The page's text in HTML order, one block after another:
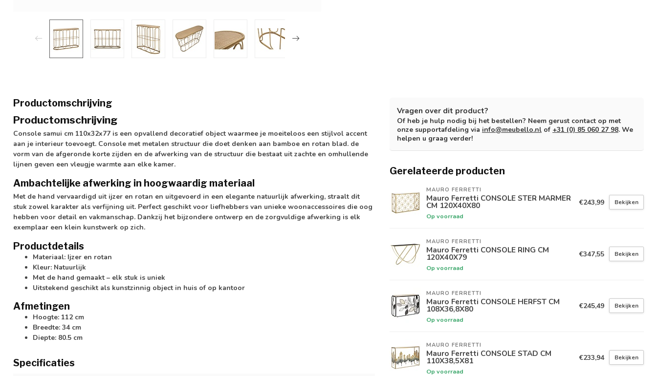
Productomschrijving
Productomschrijving
Console samui cm 110x32x77 is een opvallend decoratief object waarmee je moeiteloos een stijlvol accent
aan je interieur toevoegt. Console met metalen structuur die doet denken aan bamboe en rotan blad. de
vorm van de afgeronde korte zijden en de afwerking van de structuur die bestaat uit zachte en omhullende
lijnen geven een vleugje warmte aan elke kamer.
Ambachtelijke afwerking in hoogwaardig materiaal
Met de hand vervaardigd uit ijzer en rotan en uitgevoerd in een elegante natuurlijk afwerking, straalt dit
stuk zowel karakter als verfijning uit. Perfect geschikt voor liefhebbers van unieke woonaccessoires die oog
hebben voor detail en vakmanschap. Dankzij het bijzondere ontwerp en de zorgvuldige afwerking is elk
exemplaar een klein kunstwerk op zich.
Productdetails
Materiaal: Ijzer en rotan
Kleur: Natuurlijk
Met de hand gemaakt – elk stuk is uniek
Uitstekend geschikt als kunstzinnig object in huis of op kantoor
Afmetingen
Hoogte: 112 cm
Breedte: 34 cm
Diepte: 80.5 cm
Specificaties
Vragen over dit product?
Of heb je hulp nodig bij het bestellen? Neem gerust contact op met
onze supportafdeling via info@meubello.nl of +31 (0) 85 060 27 98. We
helpen u graag verder!
Gerelateerde producten
MAURO FERRETTI
Mauro Ferretti CONSOLE STER MARMER
CM 120X40X80
Op voorraad
€243,99 Bekijken
MAURO FERRETTI
Mauro Ferretti CONSOLE RING CM
120X40X79
Op voorraad
€347,55 Bekijken
MAURO FERRETTI
Mauro Ferretti CONSOLE HERFST CM
108X36,8X80
Op voorraad
€245,49 Bekijken
MAURO FERRETTI
Mauro Ferretti CONSOLE STAD CM
110X38,5X81
Op voorraad
€233,94 Bekijken